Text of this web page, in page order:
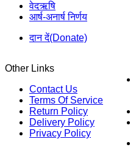
वेदऋषि
आर्ष-अनार्ष निर्णय
दान दें(Donate)
Other Links
Contact Us
Terms Of Service
Return Policy
Delivery Policy
Privacy Policy